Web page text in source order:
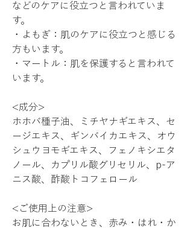
などのケアに役立つと言われていま
す。
・よもぎ：肌のケアに役立つと感じる
方もいます。
・マートル：肌を保護すると言われて
います。
<成分>
ホホバ種子油、ミチヤナギエキス、セ
ージエキス、ギンバイカエキス、オウ
シュウヨモギエキス、フェノキシエタ
ノール、カプリル酸グリセリル、p-ア
ニス酸、酢酸トコフェロール
<ご使用上の注意>
お肌に合わないとき、赤み・はれ・か